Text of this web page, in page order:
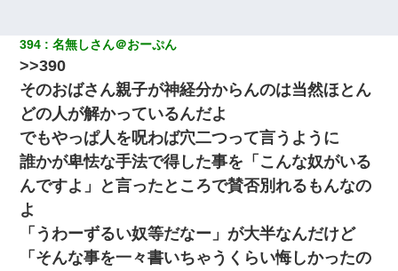
394 名無しさん＠おーぷん
>>390
そのおばさん親子が神経分からんのは当然ほとん
どの人が解かっているんだよ
でもやっぱ人を呪わば穴二つって言うように
誰かが卑怯な手法で得した事を「こんな奴がいる
んですよ」と言ったところで賛否別れるもんなの
よ
「うわーずるい奴等だなー」が大半なんだけど
「そんな事を一々書いちゃうくらい悔しかったの